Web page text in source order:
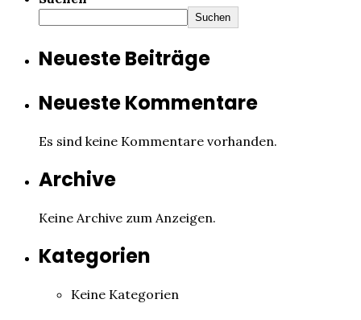
Suchen
Neueste Beiträge
Neueste Kommentare
Es sind keine Kommentare vorhanden.
Archive
Keine Archive zum Anzeigen.
Kategorien
Keine Kategorien